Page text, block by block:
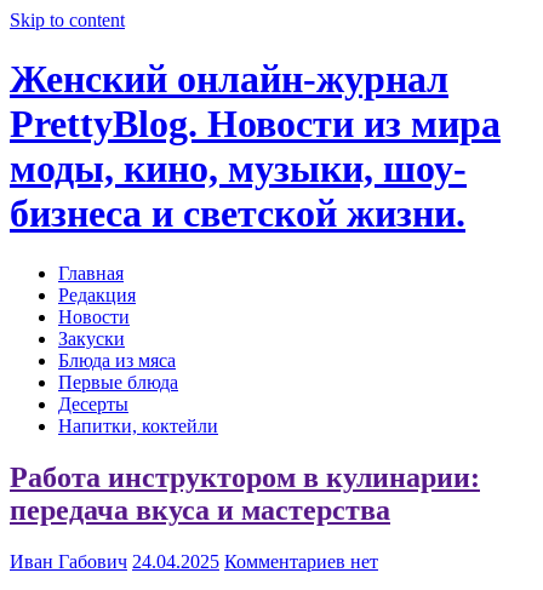
Skip to content
Женский онлайн-журнал
PrettyBlog. Новости из мира
моды, кино, музыки, шоу-
бизнеса и светской жизни.
Главная
Редакция
Новости
Закуски
Блюда из мяса
Первые блюда
Десерты
Напитки, коктейли
Работа инструктором в кулинарии:
передача вкуса и мастерства
Иван Габович 24.04.2025 Комментариев нет